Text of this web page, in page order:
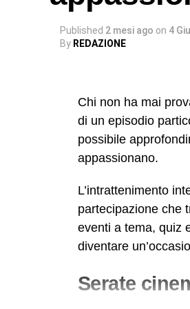
memoria collettiva,
della natura e
storie di chi ce l’ha
serie.
L’Etna
Il grande vulcano,
religioso, attira ogni
Germania, dagli
a vento
parte di questo
Biancavilla
Published 2 mesi ago on 4
By REDAZIONE
Chi non ha mai
di un episodio
possibile
appassionano.
L’intrattenimento
partecipazione che
eventi a tema, quiz
diventare
Serate